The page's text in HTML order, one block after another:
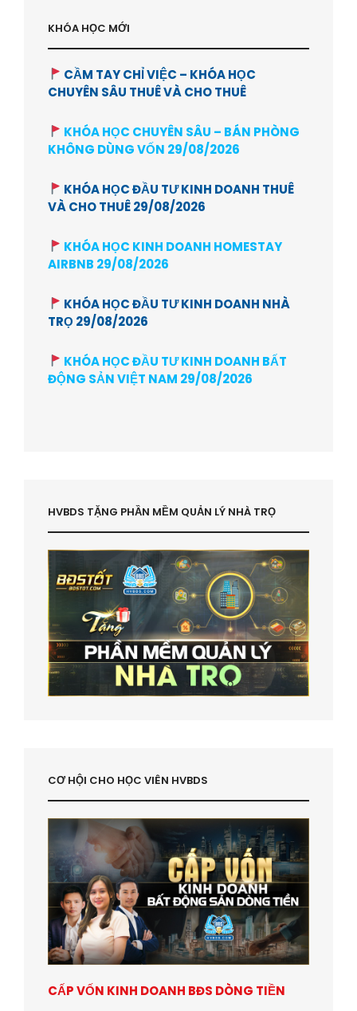
KHÓA HỌC MỚI
CẦM TAY CHỈ VIỆC – KHÓA HỌC
CHUYÊN SÂU THUÊ VÀ CHO THUÊ
KHÓA HỌC CHUYÊN SÂU – BÁN PHÒNG
KHÔNG DÙNG VỐN 29/08/2026
KHÓA HỌC ĐẦU TƯ KINH DOANH THUÊ
VÀ CHO THUÊ 29/08/2026
KHÓA HỌC KINH DOANH HOMESTAY
AIRBNB 29/08/2026
KHÓA HỌC ĐẦU TƯ KINH DOANH NHÀ
TRỌ 29/08/2026
KHÓA HỌC ĐẦU TƯ KINH DOANH BẤT
ĐỘNG SẢN VIỆT NAM 29/08/2026
HVBDS TẶNG PHẦN MỀM QUẢN LÝ NHÀ TRỌ
CƠ HỘI CHO HỌC VIÊN HVBDS
CẤP VỐN KINH DOANH BĐS DÒNG TIỀN